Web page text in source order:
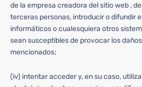
de la empresa creadora del sitio web ,
terceras personas, introducir o difundir
informáticos o cualesquiera otros
sean susceptibles de provocar los
mencionados;
(iv) intentar acceder y, en su caso,